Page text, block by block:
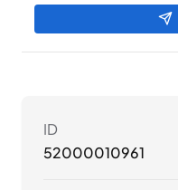
ID
52000010961